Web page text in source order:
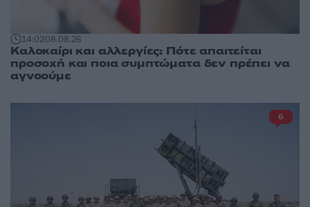
14:0208.08.26
Καλοκαίρι και αλλεργίες: Πότε απαιτείται
προσοχή και ποια συμπτώματα δεν πρέπει να
αγνοούμε
6